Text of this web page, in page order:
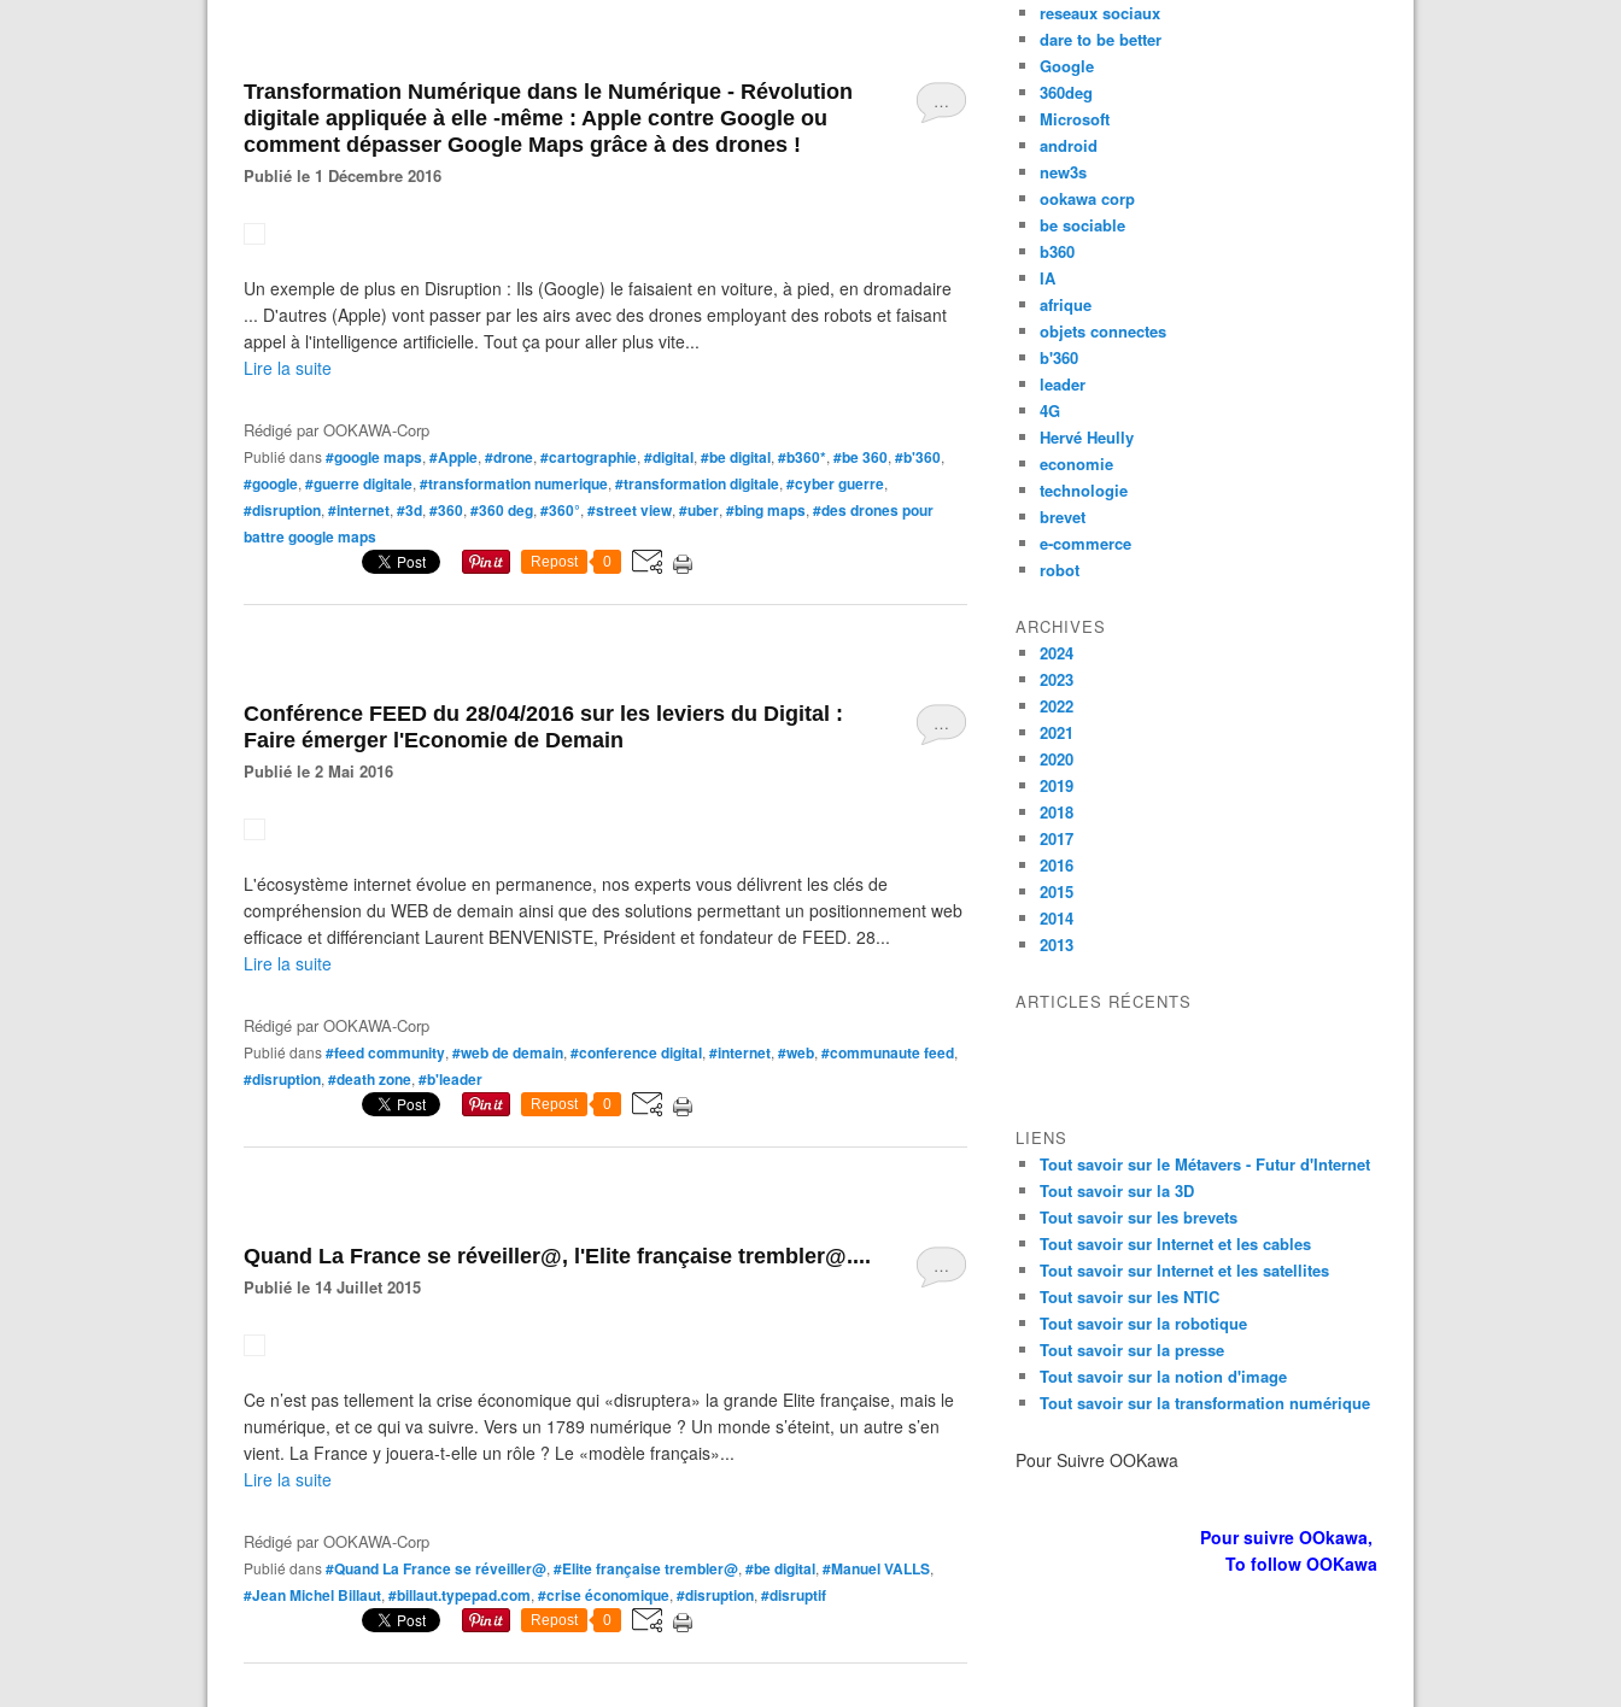
…
Transformation Numérique dans le Numérique - Révolution
digitale appliquée à elle -même : Apple contre Google ou
comment dépasser Google Maps grâce à des drones !
Publié le 1 Décembre 2016
Un exemple de plus en Disruption : Ils (Google) le faisaient en voiture, à pied, en dromadaire
... D'autres (Apple) vont passer par les airs avec des drones employant des robots et faisant
appel à l'intelligence artificielle. Tout ça pour aller plus vite...
Lire la suite
Rédigé parOOKAWA-Corp
Publié dans#google maps, #Apple, #drone, #cartographie, #digital, #be digital, #b360*, #be 360, #b'360,
#google, #guerre digitale, #transformation numerique, #transformation digitale, #cyber guerre,
#disruption, #internet, #3d, #360, #360 deg, #360°, #street view, #uber, #bing maps, #des drones pour
battre google maps
Repost 0
…
Conférence FEED du 28/04/2016 sur les leviers du Digital :
Faire émerger l'Economie de Demain
Publié le 2 Mai 2016
L'écosystème internet évolue en permanence, nos experts vous délivrent les clés de
compréhension du WEB de demain ainsi que des solutions permettant un positionnement web
efficace et différenciant Laurent BENVENISTE, Président et fondateur de FEED. 28...
Lire la suite
Rédigé parOOKAWA-Corp
Publié dans#feed community, #web de demain, #conference digital, #internet, #web, #communaute feed,
#disruption, #death zone, #b'leader
Repost 0
…
Quand La France se réveiller@, l'Elite française trembler@....
Publié le 14 Juillet 2015
Ce n’est pas tellement la crise économique qui «disruptera» la grande Elite française, mais le
numérique, et ce qui va suivre. Vers un 1789 numérique ? Un monde s’éteint, un autre s’en
vient. La France y jouera-t-elle un rôle ? Le «modèle français»...
Lire la suite
Rédigé parOOKAWA-Corp
Publié dans#Quand La France se réveiller@, #Elite française trembler@, #be digital, #Manuel VALLS,
#Jean Michel Billaut, #billaut.typepad.com, #crise économique, #disruption, #disruptif
Repost 0
reseaux sociaux
dare to be better
Google
360deg
Microsoft
android
new3s
ookawa corp
be sociable
b360
IA
afrique
objets connectes
b'360
leader
4G
Hervé Heully
economie
technologie
brevet
e-commerce
robot
ARCHIVES
2024
2023
2022
2021
2020
2019
2018
2017
2016
2015
2014
2013
ARTICLES RÉCENTS
LIENS
Tout savoir sur le Métavers - Futur d'Internet
Tout savoir sur la 3D
Tout savoir sur les brevets
Tout savoir sur Internet et les cables
Tout savoir sur Internet et les satellites
Tout savoir sur les NTIC
Tout savoir sur la robotique
Tout savoir sur la presse
Tout savoir sur la notion d'image
Tout savoir sur la transformation numérique
Pour Suivre OOKawa
Pour suivre OOkawa,
To follow OOKawa